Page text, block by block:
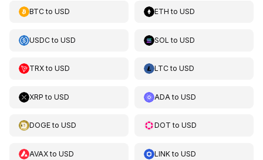
BTCto USD ETH toUSD
USDCto USD SOL toUSD
TRXto USD LTCtoUSD
XRP to USD ADA toUSD
DOGEto USD DOT toUSD
AVAXto USD LINKtoUSD